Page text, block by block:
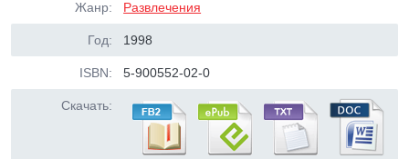
Жанр: Развлечения
Год: 1998
ISBN: 5-900552-02-0
Скачать: